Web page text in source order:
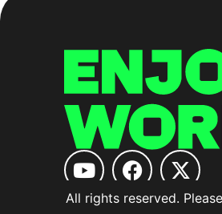
All rights reserved.